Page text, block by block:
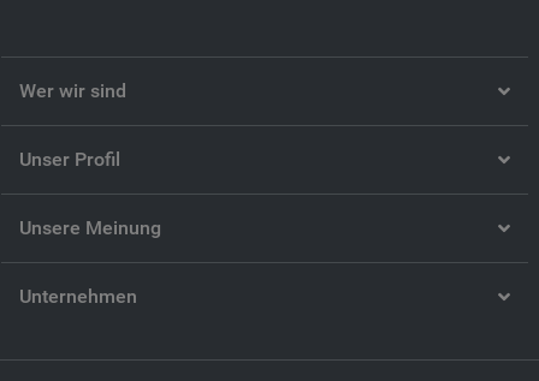
Wer wir sind
Unser Profil
Unsere Meinung
Unternehmen